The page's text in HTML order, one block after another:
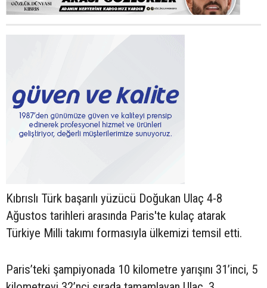
Kıbrıslı Türk başarılı yüzücü Doğukan Ulaç 4-8
Ağustos tarihleri arasında Paris'te kulaç atarak
Türkiye Milli takımı formasıyla ülkemizi temsil etti.
Paris’teki şampiyonada 10 kilometre yarışını 31’inci, 5